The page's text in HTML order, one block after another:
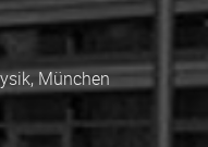
München
auf YouTube